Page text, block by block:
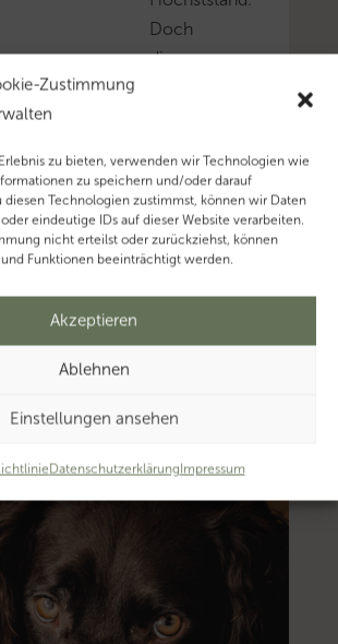
Zustimmung
zu bieten, verwenden wir Technologien wie
zu speichern und/oder darauf
diesen Technologien zustimmst, können wir Daten
eindeutige IDs auf dieser Website verarbeiten.
nicht erteilst oder zurückziehst, können
Funktionen beeinträchtigt werden.
Akzeptieren
Ablehnen
Einstellungen ansehen
DatenschutzerklärungImpressum
Doch
die
sinkt.
Mehr
zum
Thema
‚Steuerberatung’…